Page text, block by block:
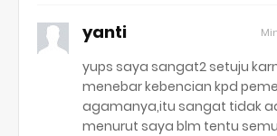
yanti
yups saya sangat2 setuju
menebar kebencian kpd
agamanya,itu sangat tidak
menurut saya blm tentu